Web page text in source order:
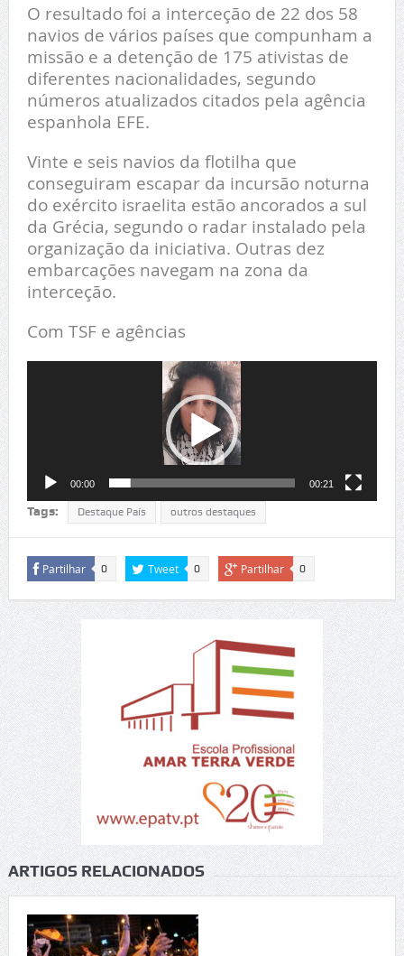
O resultado foi a interceção de 22 dos 58
navios de vários países que compunham a
missão e a detenção de 175 ativistas de
diferentes nacionalidades, segundo
números atualizados citados pela agência
espanhola EFE.
Vinte e seis navios da flotilha que
conseguiram escapar da incursão noturna
do exército israelita estão ancorados a sul
da Grécia, segundo o radar instalado pela
organização da iniciativa. Outras dez
embarcações navegam na zona da
interceção.
Com TSF e agências
00:00 00:21
Tags: Destaque País outros destaques
Partilhar 0 Tweet 0 Partilhar 0
ARTIGOS RELACIONADOS